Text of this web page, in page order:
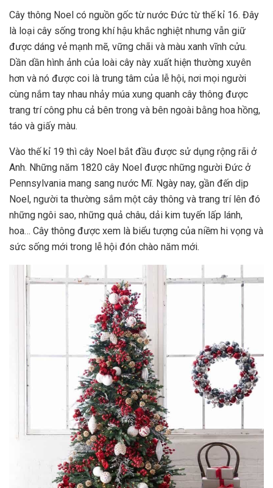
Cây thông Noel có nguồn gốc từ nước Đức từ thế kỉ 16. Đây
là loại cây sống trong khí hậu khắc nghiệt nhưng vẫn giữ
được dáng vẻ mạnh mẽ, vững chãi và màu xanh vĩnh cửu.
Dần dần hình ảnh của loài cây này xuất hiện thường xuyên
hơn và nó được coi là trung tâm của lễ hội, nơi mọi người
cùng nắm tay nhau nhảy múa xung quanh cây thông được
trang trí công phu cả bên trong và bên ngoài bằng hoa hồng,
táo và giấy màu.
Vào thế kỉ 19 thì cây Noel bắt đầu được sử dụng rộng rãi ở
Anh. Những năm 1820 cây Noel được những người Đức ở
Pennsylvania mang sang nước Mĩ. Ngày nay, gần đến dịp
Noel, người ta thường sắm một cây thông và trang trí lên đó
những ngôi sao, những quả châu, dải kim tuyến lấp lánh,
hoa… Cây thông được xem là biểu tượng của niềm hi vọng và
sức sống mới trong lễ hội đón chào năm mới.